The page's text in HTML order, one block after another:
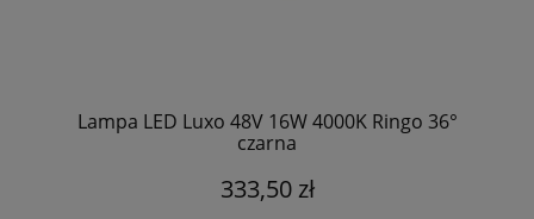
Lampa LED Luxo 48V 16W 4000K Ringo 36°
czarna
333,50 zł